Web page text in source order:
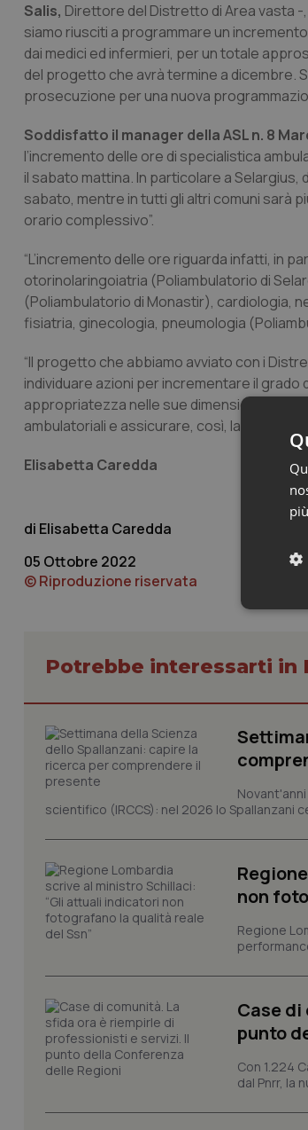
Salis, Direttore del Distretto di Area vasta
siamo riusciti a programmare un
dai medici ed infermieri, per un totale
del progetto che avrà termine a dicembre.
prosecuzione per una nuova
Soddisfatto il manager della ASL n. 8
l’incremento delle ore di specialistica
il sabato mattina. In particolare a
sabato, mentre in tutti gli altri comuni sarà
orario complessivo”.
“L’incremento delle ore riguarda infatti, in
otorinolaringoiatria (Poliambulatorio di
(Poliambulatorio di Monastir), cardiologia,
fisiatria, ginecologia, pneumologia
“Il progetto che abbiamo avviato con i
individuare azioni per incrementare il
appropriatezza nelle sue dimensioni
ambulatoriali e assicurare, così, la
Elisabetta Caredda
Elisabetta Caredda
05 Ottobre 2022
© Riproduzione riservata
Potrebbe interessarti in
scientifico (IRCCS): nel 2026 lo
non
Regione
Case
punto
Con 1.224
dal Pnrr, la
più
I